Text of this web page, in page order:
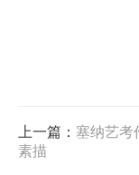
上一篇： 塞纳艺考
素描